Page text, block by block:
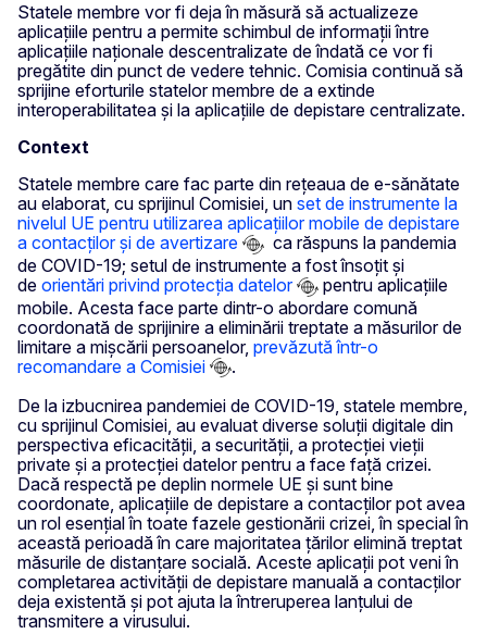
Statele membre vor fi deja în măsură să actualizeze
aplicațiile pentru a permite schimbul de informații între
aplicațiile naționale descentralizate de îndată ce vor fi
pregătite din punct de vedere tehnic. Comisia continuă să
sprijine eforturile statelor membre de a extinde
interoperabilitatea și la aplicațiile de depistare centralizate.
Context
Statele membre care fac parte din rețeaua de e-sănătate
au elaborat, cu sprijinul Comisiei, un set de instrumente la
nivelul UE pentru utilizarea aplicațiilor mobile de depistare
a contacților și de avertizare
ca răspuns la pandemia
de COVID-19; setul de instrumente a fost însoțit și
de orientări privind protecția datelor
pentru aplicațiile
mobile. Acesta face parte dintr-o abordare comună
coordonată de sprijinire a eliminării treptate a măsurilor de
limitare a mișcării persoanelor, prevăzută într-o
recomandare a Comisiei
.
De la izbucnirea pandemiei de COVID-19, statele membre,
cu sprijinul Comisiei, au evaluat diverse soluții digitale din
perspectiva eficacității, a securității, a protecției vieții
private și a protecției datelor pentru a face față crizei.
Dacă respectă pe deplin normele UE și sunt bine
coordonate, aplicațiile de depistare a contacților pot avea
un rol esențial în toate fazele gestionării crizei, în special în
această perioadă în care majoritatea țărilor elimină treptat
măsurile de distanțare socială. Aceste aplicații pot veni în
completarea activității de depistare manuală a contacților
deja existentă și pot ajuta la întreruperea lanțului de
transmitere a virusului.